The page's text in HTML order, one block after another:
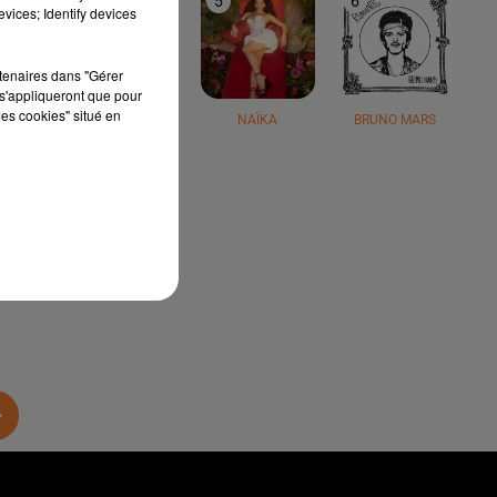
JÉRÉMY FREROT NAÏKA BRUNO MARS
Identify devices
dans "Gérer
que pour
cookies" situé en